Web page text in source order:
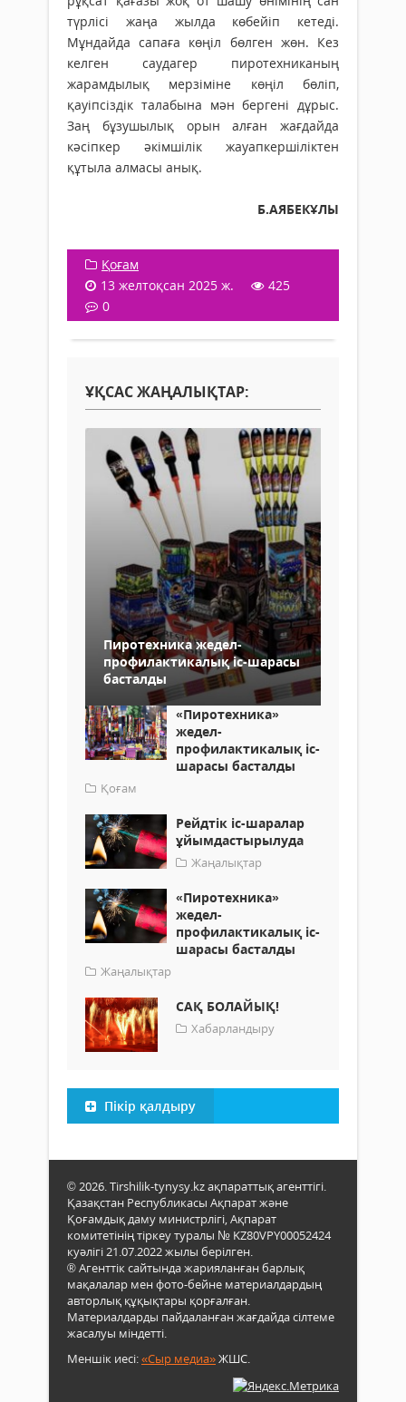
түрлісі жаңа жылда көбейіп кетеді.
Мұндайда сапаға көңіл бөлген жөн. Кез
келген саудагер пиротехниканың
жарамдылық мер­зіміне көңіл бөліп,
қауіпсіздік талабына мән бергені дұрыс.
Заң бұзушылық орын алған жағдайда
кәсіпкер әкім­шілік жауапкершіліктен
құтыла алмасы анық.
Б.АЯБЕКҰЛЫ
Қоғам
13 желтоқсан 2025 ж.
425
0
ҰҚСАС ЖАҢАЛЫҚТАР:
Пиротехника жедел-
профилактикалық іс-шарасы
басталды
«Пиротехника»
жедел-
профилактикалық іс-
шарасы басталды
Қоғам
Рейдтік іс-шаралар
ұйымдастырылуда
Жаңалықтар
«Пиротехника»
жедел-
профилактикалық іс-
шарасы басталды
Жаңалықтар
САҚ БОЛАЙЫҚ!
Хабарландыру
Пікір қалдыру
© 2026. Tirshilik-tynysy.kz ақпараттық агенттігі.
Қазақстан Республикасы Ақпарат және
Қоғамдық даму министрлігі, Ақпарат
комитетінің тіркеу туралы № KZ80VPY00052424
куәлігі 21.07.2022 жылы берілген.
® Агенттік сайтында жарияланған барлық
мақалалар мен фото-бейне материалдардың
авторлық құқықтары қорғалған.
Материалдарды пайдаланған жағдайда сілтеме
жасалуы міндетті.
Меншік иесі:«Сыр медиа»ЖШС.